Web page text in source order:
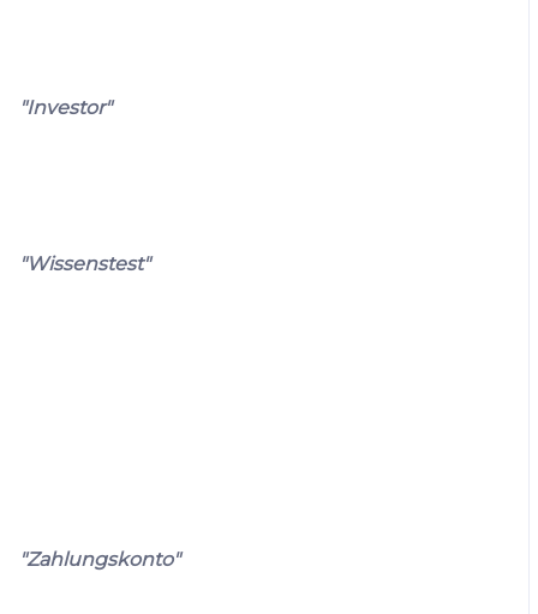
"Investor"
"Wissenstest"
"Zahlungskonto"